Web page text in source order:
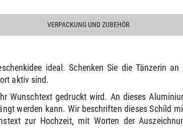
VERPACKUNG UND ZUBEHÖR
ideal. Schenken Sie die Tänzerin an
aktiv sind.
Wunschtext gedruckt wird. An dieses
werden kann. Wir beschriften dieses Schild
zur Hochzeit, mit Worten der